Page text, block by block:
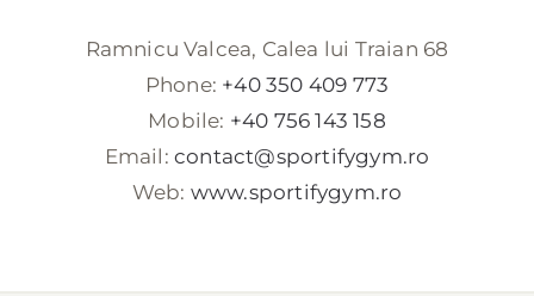
Ramnicu Valcea, Calea lui Traian 68
Phone: +40 350 409 773
Mobile: +40 756 143 158
Email: contact@sportifygym.ro
Web: www.sportifygym.ro